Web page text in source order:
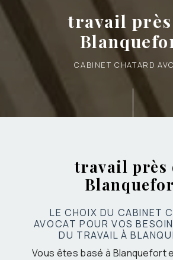
travail près
CABINET CHATARD
travail près
LE CHOIX DU CABINET
AVOCAT POUR VOS
DU TRAVAIL À
Vous êtes basé à Blanquefort